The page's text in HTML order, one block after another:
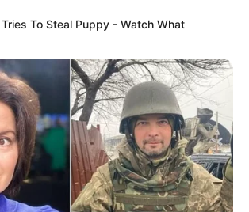
громаді відкрили
простір психологічної
(фото)
To Steal Puppy - Watch What